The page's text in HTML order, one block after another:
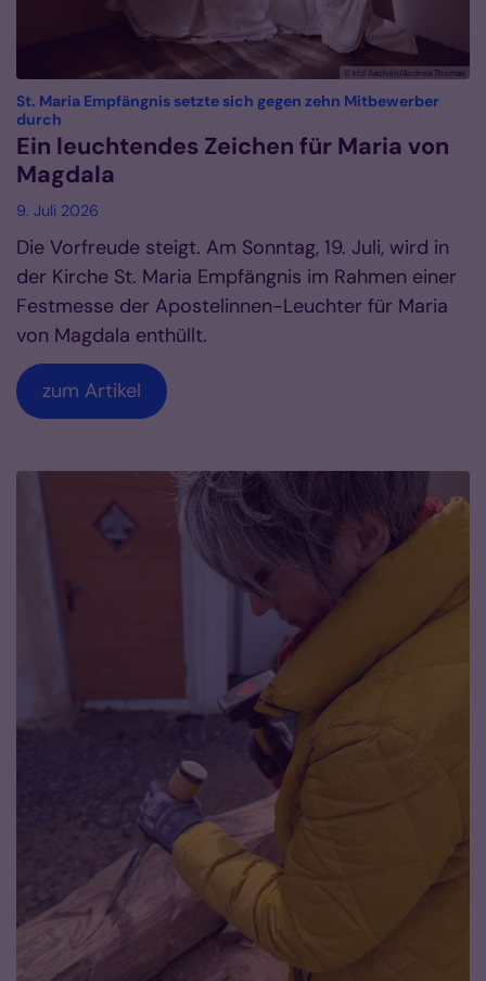
© kfd Aachen/Andrea Thomas
St. Maria Empfängnis setzte sich gegen zehn Mitbewerber
durch
Ein leuchtendes Zeichen für Maria von
Magdala
9. Juli 2026
Die Vorfreude steigt. Am Sonntag, 19. Juli, wird in
der Kirche St. Maria Empfängnis im Rahmen einer
Festmesse der Apostelinnen-Leuchter für Maria
von Magdala enthüllt.
zum Artikel